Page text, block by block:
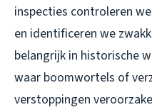
inspecties controleren
en identificeren we
belangrijk in historische
waar boomwortels of
verstoppingen